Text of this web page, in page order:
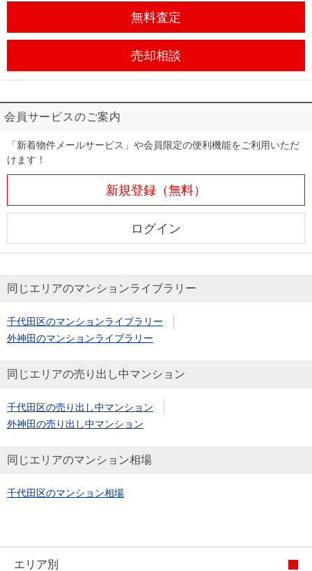
無料査定
売却相談
会員サービスのご案内
「新着物件メールサービス」や会員限定の便利機能をご利用いただ
けます！
新規登録（無料）
ログイン
同じエリアのマンションライブラリー
千代田区のマンションライブラリー
外神田のマンションライブラリー
同じエリアの売り出し中マンション
千代田区の売り出し中マンション
外神田の売り出し中マンション
同じエリアのマンション相場
千代田区のマンション相場
エリア別